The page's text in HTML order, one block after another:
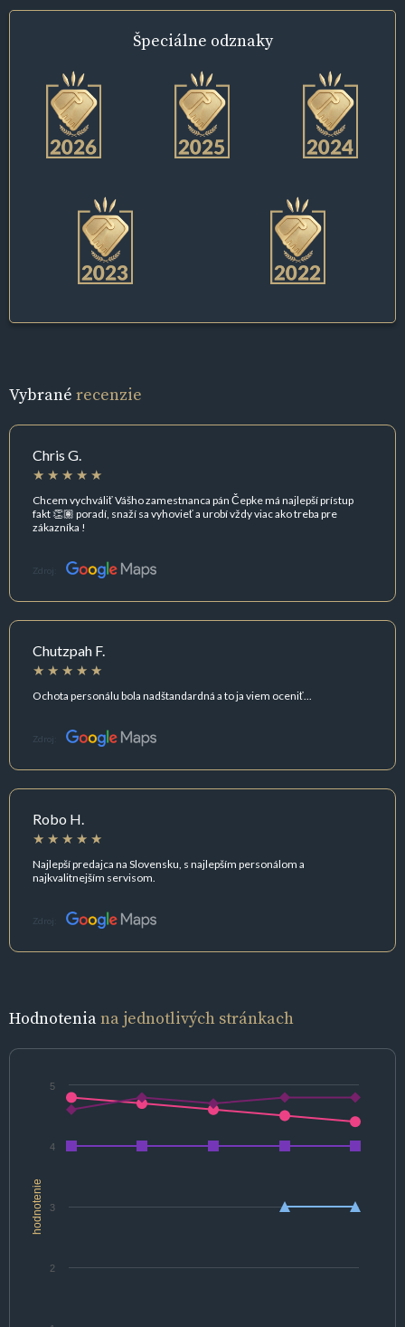
Špeciálne odznaky
Vybrané recenzie
Chris G.
Chcem vychváliť Vášho zamestnanca pán Čepke má najlepší prístup
fakt 👏🏽 poradí, snaží sa vyhovieť a urobí vždy viac ako treba pre
zákazníka !
Zdroj:
Chutzpah F.
Ochota personálu bola nadštandardná a to ja viem oceniť...
Zdroj:
Robo H.
Najlepší predajca na Slovensku, s najlepším personálom a
najkvalitnejším servisom.
Zdroj:
Hodnoteniana jednotlivých stránkach
hodnotenie
2
3
4
5